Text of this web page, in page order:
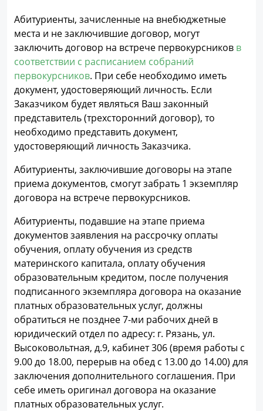
Абитуриенты, зачисленные на внебюджетные
места и не заключившие договор, могут
заключить договор на встрече первокурсников в
соответствии с расписанием собраний
первокурсников. При себе необходимо иметь
документ, удостоверяющий личность. Если
Заказчиком будет являться Ваш законный
представитель (трехсторонний договор), то
необходимо представить документ,
удостоверяющий личность Заказчика.
Абитуриенты, заключившие договоры на этапе
приема документов, смогут забрать 1 экземпляр
договора на встрече первокурсников.
Абитуриенты, подавшие на этапе приема
документов заявления на рассрочку оплаты
обучения, оплату обучения из средств
материнского капитала, оплату обучения
образовательным кредитом, после получения
подписанного экземпляра договора на оказание
платных образовательных услуг, должны
обратиться не позднее 7-ми рабочих дней в
юридический отдел по адресу: г. Рязань, ул.
Высоковольтная, д.9, кабинет 306 (время работы с
9.00 до 18.00, перерыв на обед с 13.00 до 14.00) для
заключения дополнительного соглашения. При
себе иметь оригинал договора на оказание
платных образовательных услуг.